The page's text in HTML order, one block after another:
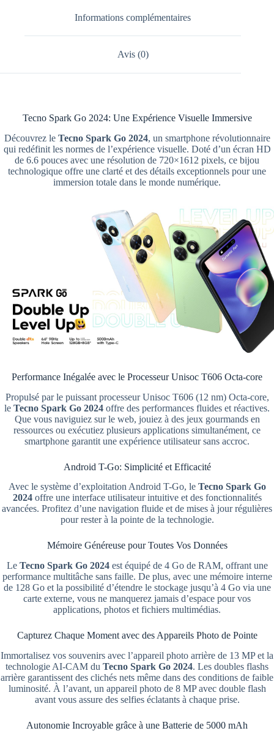
Informations complémentaires
Avis (0)
Tecno Spark Go 2024: Une Expérience Visuelle Immersive
Découvrez le Tecno Spark Go 2024, un smartphone révolutionnaire
qui redéfinit les normes de l’expérience visuelle. Doté d’un écran HD
de 6.6 pouces avec une résolution de 720×1612 pixels, ce bijou
technologique offre une clarté et des détails exceptionnels pour une
immersion totale dans le monde numérique.
Performance Inégalée avec le Processeur Unisoc T606 Octa-core
Propulsé par le puissant processeur Unisoc T606 (12 nm) Octa-core,
le Tecno Spark Go 2024 offre des performances fluides et réactives.
Que vous naviguiez sur le web, jouiez à des jeux gourmands en
ressources ou exécutiez plusieurs applications simultanément, ce
smartphone garantit une expérience utilisateur sans accroc.
Android T-Go: Simplicité et Efficacité
Avec le système d’exploitation Android T-Go, le Tecno Spark Go
2024offre une interface utilisateur intuitive et des fonctionnalités
avancées. Profitez d’une navigation fluide et de mises à jour régulières
pour rester à la pointe de la technologie.
Mémoire Généreuse pour Toutes Vos Données
Le Tecno Spark Go 2024est équipé de 4 Go de RAM, offrant une
performance multitâche sans faille. De plus, avec une mémoire interne
de 128 Go et la possibilité d’étendre le stockage jusqu’à 4 Go via une
carte externe, vous ne manquerez jamais d’espace pour vos
applications, photos et fichiers multimédias.
Capturez Chaque Moment avec des Appareils Photo de Pointe
Immortalisez vos souvenirs avec l’appareil photo arrière de 13 MP et la
technologie AI-CAM du Tecno Spark Go 2024. Les doubles flashs
arrière garantissent des clichés nets même dans des conditions de faible
luminosité. À l’avant, un appareil photo de 8 MP avec double flash
avant vous assure des selfies éclatants à chaque prise.
Autonomie Incroyable grâce à une Batterie de 5000 mAh